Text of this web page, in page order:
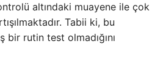
altındaki muayene ile çok
Tabii ki, bu
bir rutin test olmadığını